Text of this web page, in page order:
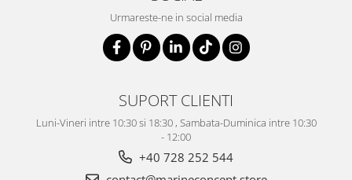
Urmareste-ne in social media
SUPORT CLIENTI
Luni-Vineri intre 10:30 si 18:30 , Sambata-Duminica intre 10:30
- 12:00
+40 728 252 544